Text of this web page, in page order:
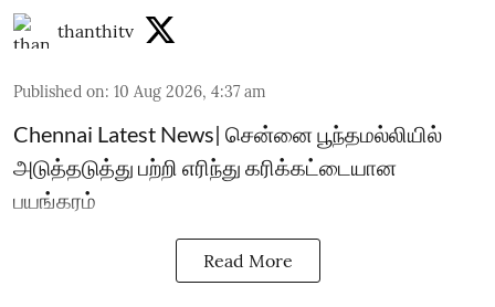
thanthitv
Published on: 10 Aug 2026, 4:37 am
Chennai Latest News| சென்னை பூந்தமல்லியில்
அடுத்தடுத்து பற்றி எரிந்து கரிக்கட்டையான
பயங்கரம்
Read More